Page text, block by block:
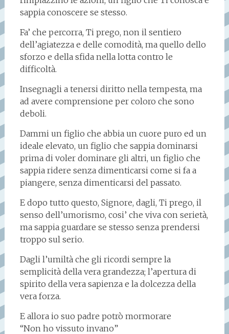
sappia conoscere se stesso.
Fa’ che percorra, Ti prego, non il sentiero
dell’agiatezza e delle comodità, ma quello dello
sforzo e della sfida nella lotta contro le
difficoltà.
Insegnagli a tenersi diritto nella tempesta, ma
ad avere comprensione per coloro che sono
deboli.
Dammi un figlio che abbia un cuore puro ed un
ideale elevato, un figlio che sappia dominarsi
prima di voler dominare gli altri, un figlio che
sappia ridere senza dimenticarsi come si fa a
piangere, senza dimenticarsi del passato.
E dopo tutto questo, Signore, dagli, Ti prego, il
senso dell’umorismo, cosi’ che viva con serietà,
ma sappia guardare se stesso senza prendersi
troppo sul serio.
Dagli l’umiltà che gli ricordi sempre la
semplicità della vera grandezza; l’apertura di
spirito della vera sapienza e la dolcezza della
vera forza.
E allora io suo padre potrò mormorare
“Non ho vissuto invano”